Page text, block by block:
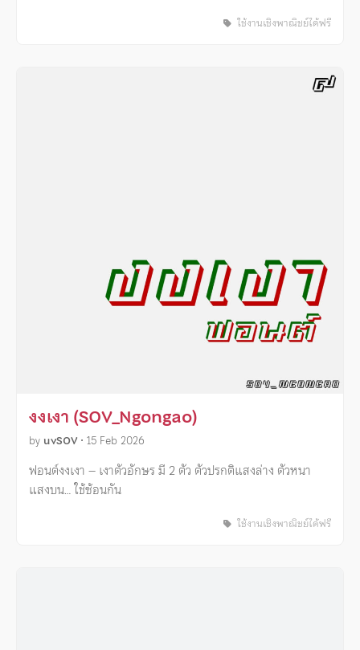
ใช้งานเชิงพาณิชย์ได้ฟรี
งงเงา (SOV_Ngongao)
by uvSOV • 15 Feb 2026
ฟอนต์งงเงา – เงาตัวอักษร มี 2 ตัว ตัวปรกติแสงล่าง ตัวหนา
แสงบน… ใช้ซ้อนกัน
ใช้งานเชิงพาณิชย์ได้ฟรี